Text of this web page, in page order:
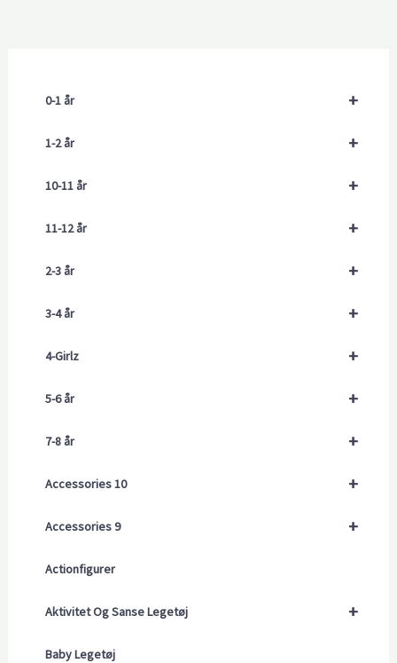
+
0-1 år
+
1-2 år
+
10-11 år
+
11-12 år
+
2-3 år
+
3-4 år
+
4-Girlz
+
5-6 år
+
7-8 år
+
Accessories 10
+
Accessories 9
Actionfigurer
+
Aktivitet Og Sanse Legetøj
Baby Legetøj